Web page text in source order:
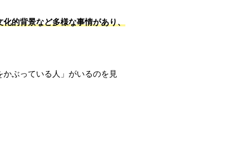
的背景など多様な事情があり、
ぶっている人」がいるのを見